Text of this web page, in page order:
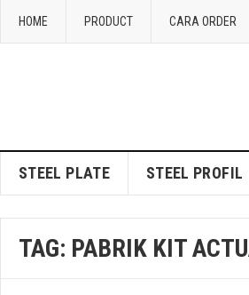
HOME PRODUCT CARA ORDER
STEEL PLATE STEEL PROFIL
TAG: PABRIK KIT